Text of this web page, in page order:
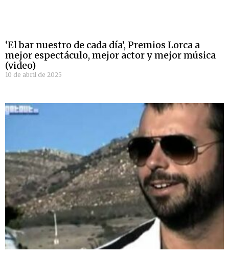
‘El bar nuestro de cada día’, Premios Lorca a
mejor espectáculo, mejor actor y mejor música
(video)
10 de abril de 2025